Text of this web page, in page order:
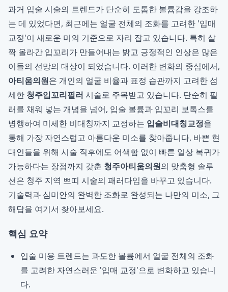
과거 입술 시술의 트렌드가 단순히 도톰한 볼륨감을 강조하
는 데 있었다면, 최근에는 얼굴 전체의 조화를 고려한 '입매
교정'이 새로운 미의 기준으로 자리 잡고 있습니다. 특히 살
짝 올라간 입꼬리가 만들어내는 밝고 긍정적인 인상은 많은
이들의 선망의 대상이 되었습니다. 이러한 변화의 중심에서,
아티움의원은 개인의 얼굴 비율과 표정 습관까지 고려한 섬
세한 청주입꼬리필러 시술로 주목받고 있습니다. 단순히 필
러를 채워 넣는 개념을 넘어, 입술 볼륨과 입꼬리 보톡스를
병행하여 미세한 비대칭까지 교정하는 입술비대칭교정을
통해 가장 자연스럽고 아름다운 미소를 찾아줍니다. 바쁜 현
대인들을 위해 시술 직후에도 어색함 없이 빠른 일상 복귀가
가능하다는 장점까지 갖춘 청주아티움의원의 맞춤형 솔루
션은 청주 지역 쁘띠 시술의 패러다임을 바꾸고 있습니다.
기술력과 심미안의 완벽한 조화로 완성되는 나만의 미소, 그
해답을 여기서 찾아보세요.
핵심 요약
입술 미용 트렌드는 과도한 볼륨에서 얼굴 전체의 조화
를 고려한 자연스러운 '입매 교정'으로 변화하고 있습니
다.